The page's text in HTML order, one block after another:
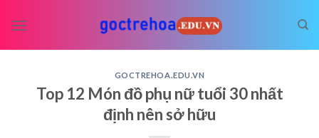
GOCTREHOA.EDU.VN
Top 12 Món đồ phụ nữ tuổi 30 nhất
định nên sở hữu